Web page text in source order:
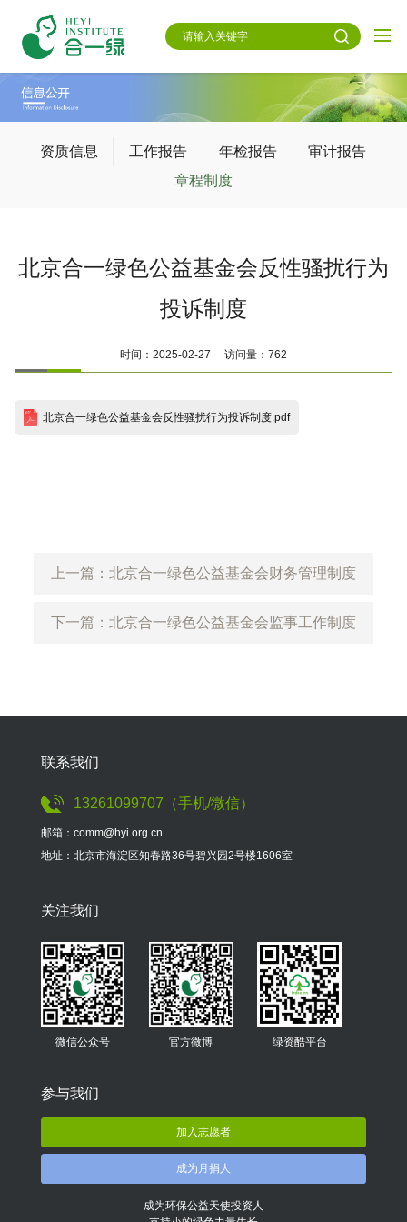
资质信息 工作报告 年检报告
审计报告
章程制度
北京合一绿色公益基金会反性骚扰行为
投诉制度
时间：2025-02-27 访问量：762
北京合一绿色公益基金会反性骚扰行为投诉制度.pdf
上一篇：北京合一绿色公益基金会财务管理制度
下一篇：北京合一绿色公益基金会监事工作制度
联系我们
13261099707（手机/微信）
邮箱：comm@hyi.org.cn
地址：北京市海淀区知春路36号碧兴园2号楼1606室
关注我们
微信公众号 官方微博 绿资酷平台
参与我们
加入志愿者
成为月捐人
成为环保公益天使投资人